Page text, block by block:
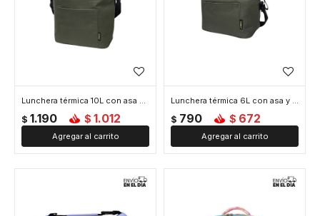
Lunchera térmica 10L con asa y correa ajustable - Verde
$ 1.190 $ 1.012
Lunchera térmica 6L con asa y correa ajustable - Verde
$ 790 $ 672